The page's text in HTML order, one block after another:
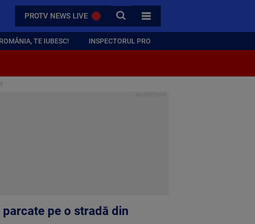
PROTV NEWS LIVE CAUTA
TOATE CATEGORIILE
ROMÂNIA, TE IUBESC! INSPECTORUL PRO
pe o stradă din